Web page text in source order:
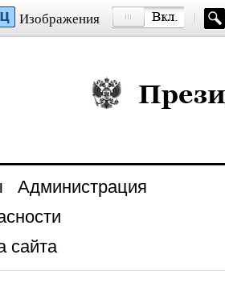
Изображения
Президент
Администрация
сайта